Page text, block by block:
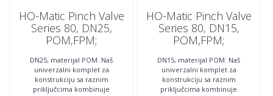
HO-Matic Pinch Valve
Series 80, DN25,
POM,FPM;
DN25, materijal POM. Naš
univerzalni komplet za
konstrukciju sa raznim
priključcima kombinuje
HO-Matic Pinch Valve
Series 80, DN15,
POM,FPM;
DN15, materijal POM. Naš
univerzalni komplet za
konstrukciju sa raznim
priključcima kombinuje